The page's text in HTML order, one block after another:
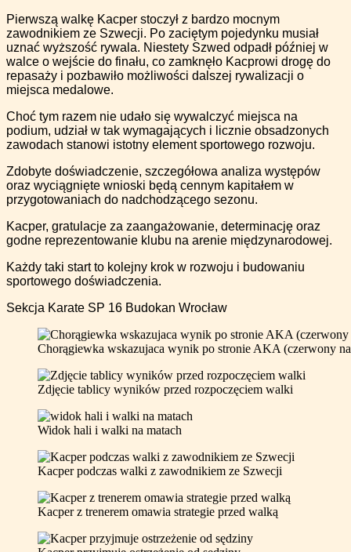
Pierwszą walkę Kacper stoczył z bardzo mocnym
zawodnikiem ze Szwecji. Po zaciętym pojedynku musiał
uznać wyższość rywala. Niestety Szwed odpadł później w
walce o wejście do finału, co zamknęło Kacprowi drogę do
repasaży i pozbawiło możliwości dalszej rywalizacji o
miejsca medalowe.
Choć tym razem nie udało się wywalczyć miejsca na
podium, udział w tak wymagających i licznie obsadzonych
zawodach stanowi istotny element sportowego rozwoju.
Zdobyte doświadczenie, szczegółowa analiza występów
oraz wyciągnięte wnioski będą cennym kapitałem w
przygotowaniach do nadchodzącego sezonu.
Kacper, gratulacje za zaangażowanie, determinację oraz
godne reprezentowanie klubu na arenie międzynarodowej.
Każdy taki start to kolejny krok w rozwoju i budowaniu
sportowego doświadczenia.
Sekcja Karate SP 16 Budokan Wrocław
Chorągiewka wskazujaca wynik po stronie AKA (czerwony
Zdjęcie tablicy wyników przed rozpoczęciem walki
Widok hali i walki na matach
Kacper podczas walki z zawodnikiem ze Szwecji
Kacper z trenerem omawia strategie przed walką